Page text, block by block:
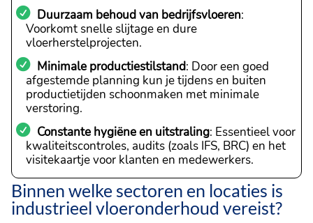
Duurzaam behoud van bedrijfsvloeren:
Voorkomt snelle slijtage en dure
vloerherstelprojecten.
Minimale productiestilstand: Door een goed
afgestemde planning kun je tijdens en buiten
productietijden schoonmaken met minimale
verstoring.
Constante hygiëne en uitstraling: Essentieel voor
kwaliteitscontroles, audits (zoals IFS, BRC) en het
visitekaartje voor klanten en medewerkers.
Binnen welke sectoren en locaties is
industrieel vloeronderhoud vereist?